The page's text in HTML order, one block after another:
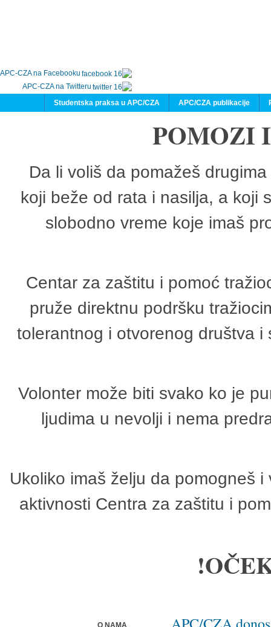
APC-CZA na Facebooku
APC-CZA na Twitteru
APC/CZA publikacije
Studentska praksa u APC/CZA
POMOZI
Da li voliš da pomažeš
koji beže od rata i nasilja, a koji
slobodno vreme koje imaš
Centar za zaštitu i pomoć
pruže direktnu podršku
tolerantnog i otvorenog društva
Volonter može biti svako ko je
ljudima u nevolji i nema
Ukoliko imaš želju da pomogneš
aktivnosti Centra za zaštitu i
O NAMA